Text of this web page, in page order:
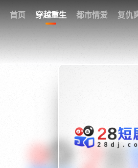
首页 穿越重生 都市情爱 复仇
我的观影记录